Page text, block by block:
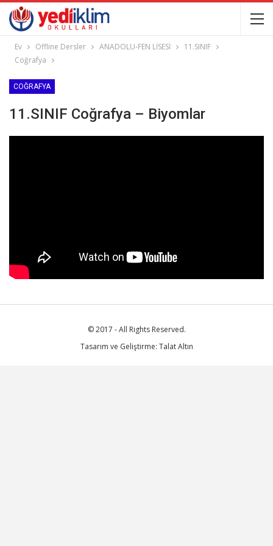
Ev Offline Dersler ANADOLU-FEN LİSESİ
11.SINIF
Coğrafya
COĞRAFYA
11.SINIF Coğrafya – Biyomlar
© 2017 - All Rights Reserved.
Tasarım ve Geliştirme: Talat Altın